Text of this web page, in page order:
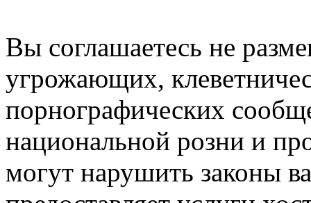
Вы соглашаетесь не
угрожающих,
порнографических
национальной розни и
могут нарушить законы